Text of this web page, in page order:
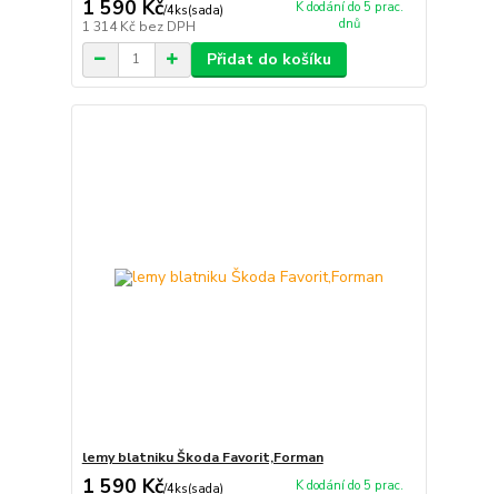
1 590 Kč/4ks(sada)
1 314 Kč bez DPH
K dodání do 5 prac.
dnů
Přidat do košíku
lemy blatniku Škoda Favorit,Forman
1 590 Kč/4ks(sada)
K dodání do 5 prac.